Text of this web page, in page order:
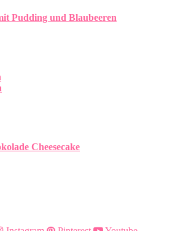
Pudding und Blaubeeren
Cheesecake